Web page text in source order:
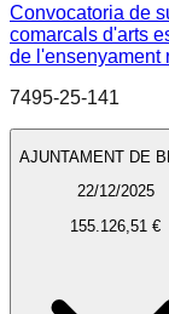
Convocatoria de
comarcals d'arts
de l'ensenyament
7495-25-141
AJUNTAMENT DE
22/12/2025
155.126,51 €